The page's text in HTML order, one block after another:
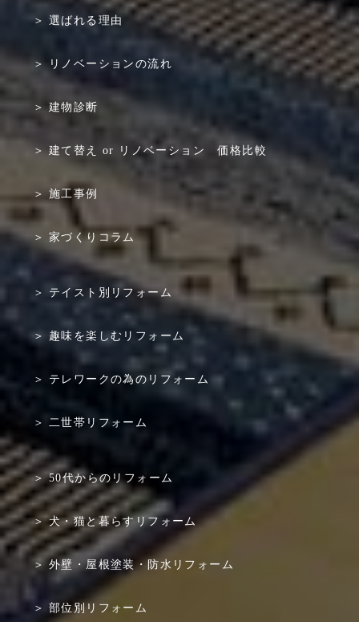
選ばれる理由
リノベーションの流れ
建物診断
建て替え or リノベーション 価格比較
施工事例
家づくりコラム
テイスト別リフォーム
趣味を楽しむリフォーム
テレワークの為のリフォーム
二世帯リフォーム
50代からのリフォーム
犬・猫と暮らすリフォーム
外壁・屋根塗装・防水リフォーム
部位別リフォーム